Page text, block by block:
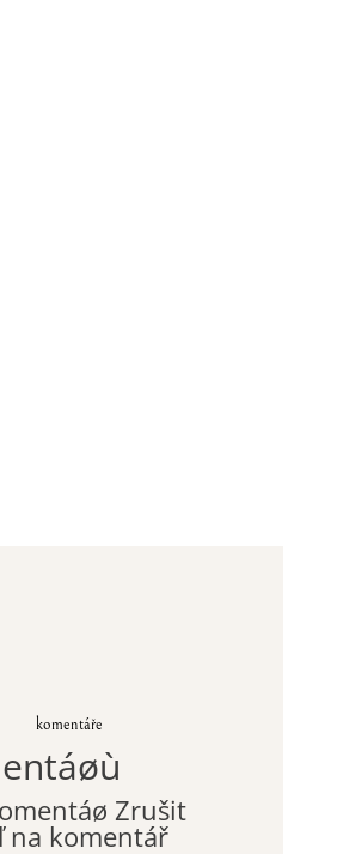
komentáře
Zrušit
na komentář